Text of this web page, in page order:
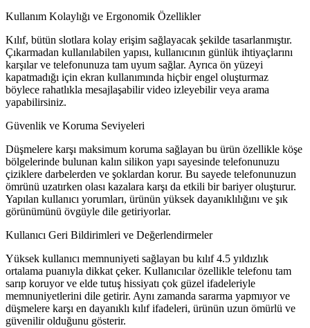
Kullanım Kolaylığı ve Ergonomik Özellikler
Kılıf, bütün slotlara kolay erişim sağlayacak şekilde tasarlanmıştır.
Çıkarmadan kullanılabilen yapısı, kullanıcının günlük ihtiyaçlarını
karşılar ve telefonunuza tam uyum sağlar. Ayrıca ön yüzeyi
kapatmadığı için ekran kullanımında hiçbir engel oluşturmaz
böylece rahatlıkla mesajlaşabilir video izleyebilir veya arama
yapabilirsiniz.
Güvenlik ve Koruma Seviyeleri
Düşmelere karşı maksimum koruma sağlayan bu ürün özellikle köşe
bölgelerinde bulunan kalın silikon yapı sayesinde telefonunuzu
çiziklere darbelerden ve şoklardan korur. Bu sayede telefonunuzun
ömrünü uzatırken olası kazalara karşı da etkili bir bariyer oluşturur.
Yapılan kullanıcı yorumları, ürünün yüksek dayanıklılığını ve şık
görünümünü övgüyle dile getiriyorlar.
Kullanıcı Geri Bildirimleri ve Değerlendirmeler
Yüksek kullanıcı memnuniyeti sağlayan bu kılıf 4.5 yıldızlık
ortalama puanıyla dikkat çeker. Kullanıcılar özellikle telefonu tam
sarıp koruyor ve elde tutuş hissiyatı çok güzel ifadeleriyle
memnuniyetlerini dile getirir. Aynı zamanda sararma yapmıyor ve
düşmelere karşı en dayanıklı kılıf ifadeleri, ürünün uzun ömürlü ve
güvenilir olduğunu gösterir.